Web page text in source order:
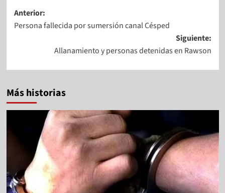
Anterior:
Persona fallecida por sumersión canal Césped
Siguiente:
Allanamiento y personas detenidas en Rawson
Más historias